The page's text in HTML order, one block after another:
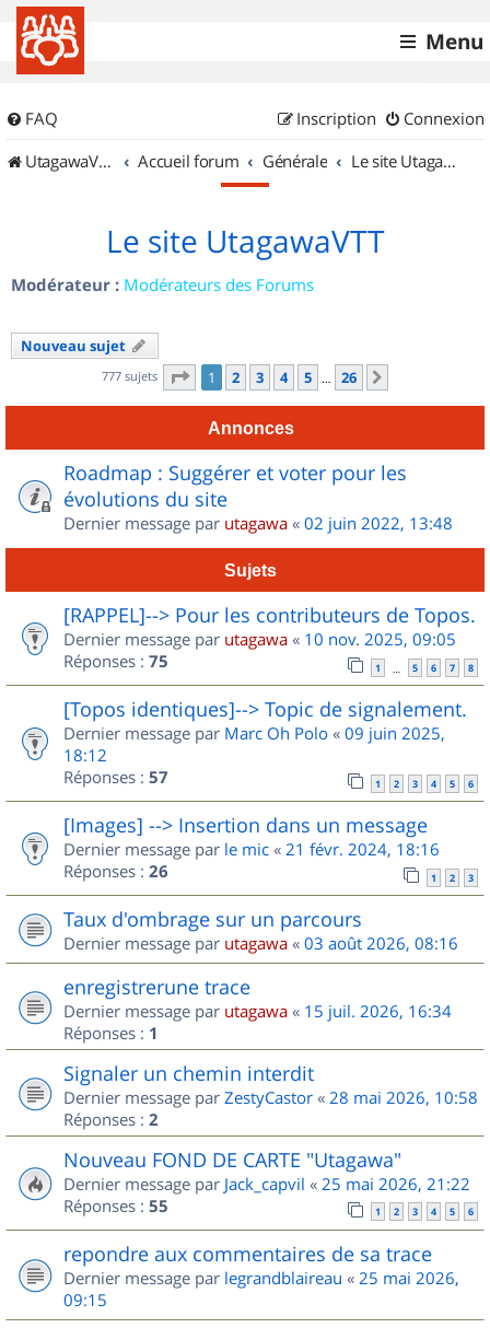
Menu
FAQ Connexion
Inscription
UtagawaVTT (Randos VTT et VTTAE avec traces GPS)
Accueil forum Générale Le site UtagawaVTT
Le site UtagawaVTT
Modérateur : Modérateurs des Forums
Nouveau sujet
777 sujets Page 1sur
1 2 3 4 5 … 26
Annonces
Roadmap : Suggérer et voter pour les
évolutions du site
Dernier message par utagawa « 02 juin 2022, 13:48
Sujets
[RAPPEL]--> Pour les contributeurs de Topos.
Dernier message par utagawa « 10 nov. 2025, 09:05
Réponses : 75 1 … 5 6 7 8
[Topos identiques]--> Topic de signalement.
Dernier message par Marc Oh Polo « 09 juin 2025,
18:12
Réponses : 57 1 2 3 4 5 6
[Images] --> Insertion dans un message
Dernier message par le mic « 21 févr. 2024, 18:16
Réponses : 26 1 2 3
Taux d'ombrage sur un parcours
Dernier message par utagawa « 03 août 2026, 08:16
enregistrerune trace
Dernier message par utagawa « 15 juil. 2026, 16:34
Réponses : 1
Signaler un chemin interdit
Dernier message par ZestyCastor « 28 mai 2026, 10:58
Réponses : 2
Nouveau FOND DE CARTE "Utagawa"
Dernier message par Jack_capvil « 25 mai 2026, 21:22
Réponses : 55 1 2 3 4 5 6
repondre aux commentaires de sa trace
Dernier message par legrandblaireau « 25 mai 2026,
09:15